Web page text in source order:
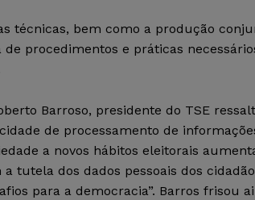
técnicas, bem como a produção
procedimentos e práticas
Barroso, presidente do TSE
de processamento de
a novos hábitos eleitorais
tutela dos dados pessoais dos
para a democracia”. Barros frisou